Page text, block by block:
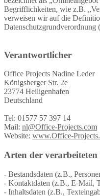
Begrifflichkeiten, wie z.B.
verweisen wir auf die
Datenschutzgrundverordnung
Verantwortlicher
Office Projects Nadine Leder
Königsberger Str. 2e
23774 Heiligenhafen
Deutschland
Tel: 01577 57 397 14
Mail: nl@Office-Projects.com
Website: www.Office-
Arten der verarbeiteten
- Bestandsdaten (z.B.,
- Kontaktdaten (z.B., E-Mail,
- Inhaltsdaten (z.B.,